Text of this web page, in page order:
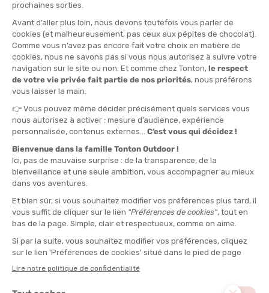
35-38 39-41 42-44
QUANTITÉ
>> CLICK & COLLECT-Voir les stocks magasin
EN STOCK !
Expédié en 24h
LIVRAISON OFFERTE
Dès 30 € d'achat
CASHBACK
Gagnez 1,10 €avec cet
achat !
L'AVIS DE TONTON JULES
“Idéales pour les traileurs en quête de stabilité et de
confort sur longues distances, même dans les descentes
techniques.“